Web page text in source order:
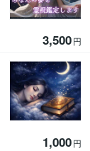
3,500円
1,000円